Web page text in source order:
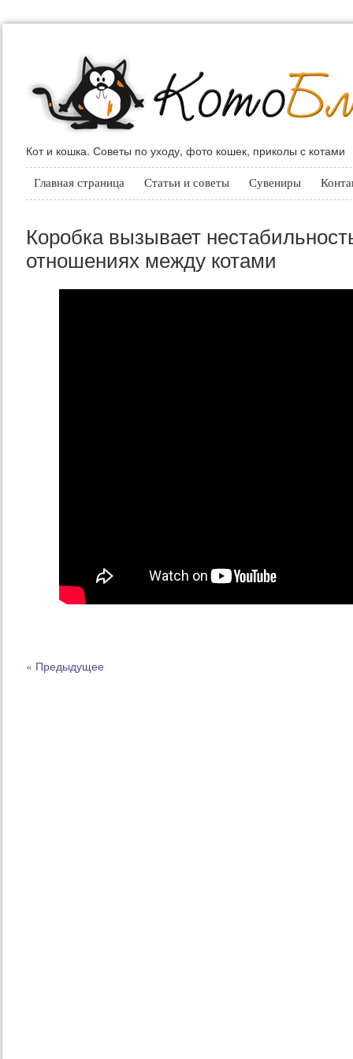
Кот и кошка. Советы по уходу, фото кошек, приколы с котами
Главная страница Статьи и советы Сувениры
Коробка вызывает
отношениях между котами
« Предыдущее